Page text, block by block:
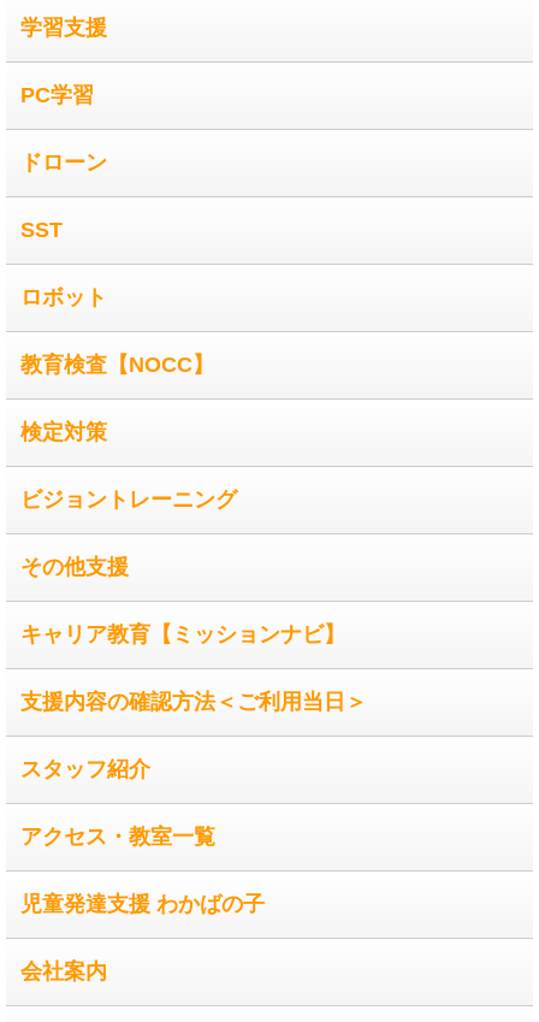
学習支援
PC学習
ドローン
SST
ロボット
教育検査【NOCC】
検定対策
ビジョントレーニング
その他支援
キャリア教育【ミッションナビ】
支援内容の確認方法＜ご利用当日＞
スタッフ紹介
アクセス・教室一覧
児童発達支援 わかばの子
会社案内